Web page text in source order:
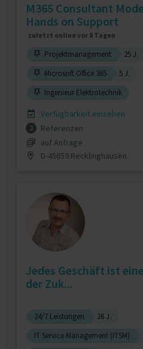
M365 Consultant
Hands on Support
zuletzt online vor 8 Tagen
Projektmanagement
25 J.
Microsoft Office 365
5 J.
Ingenieur Elektrotechnik
Verfügbarkeit einsehen
2
Referenzen
auf Anfrage
D-45659 Recklinghausen
Jedes Geschäft ist
der Zuk...
24/7 Leistungen
26 J.
IT Service Management (ITSM)